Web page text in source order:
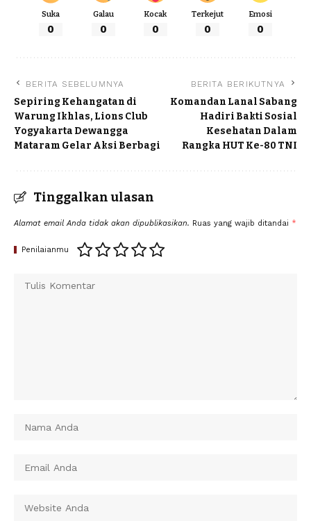
Suka
0
Galau
0
Kocak
0
Terkejut
0
Emosi
0
BERITA SEBELUMNYA
Sepiring Kehangatan di
Warung Ikhlas, Lions Club
Yogyakarta Dewangga
Mataram Gelar Aksi Berbagi
BERITA BERIKUTNYA
Komandan Lanal Sabang
Hadiri Bakti Sosial
Kesehatan Dalam
Rangka HUT Ke-80 TNI
Tinggalkan ulasan
Alamat email Anda tidak akan dipublikasikan. Ruas yang wajib ditandai *
Penilaianmu